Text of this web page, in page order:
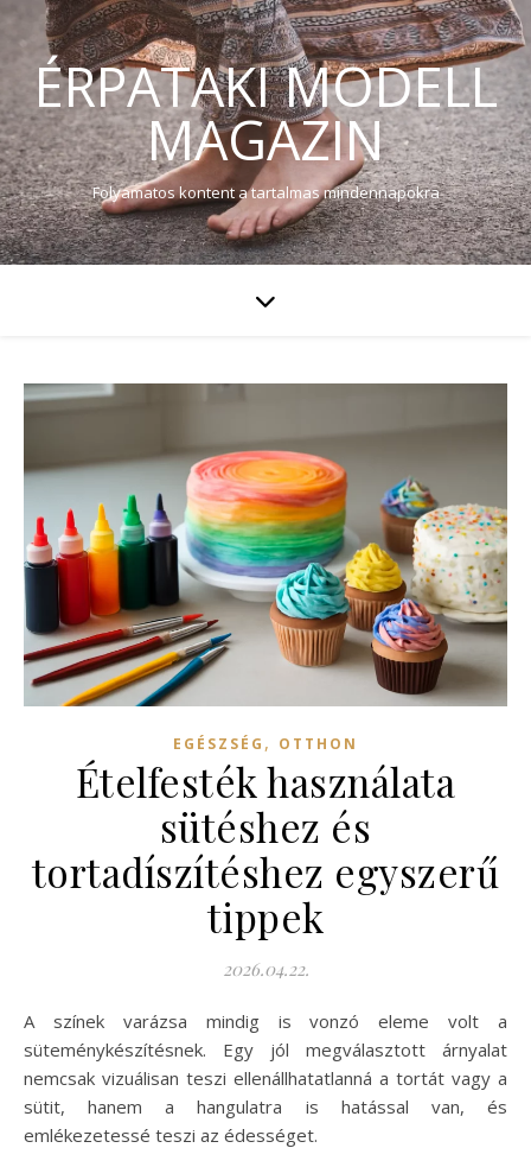
ÉRPATAKI MODELL
MAGAZIN
Folyamatos kontent a tartalmas mindennapokra
EGÉSZSÉG , OTTHON
Ételfesték használata
sütéshez és
tortadíszítéshez egyszerű
tippek
2026.04.22.
A színek varázsa mindig is vonzó eleme volt a
süteménykészítésnek. Egy jól megválasztott árnyalat
nemcsak vizuálisan teszi ellenállhatatlanná a tortát vagy a
sütit, hanem a hangulatra is hatással van, és
emlékezetessé teszi az édességet.